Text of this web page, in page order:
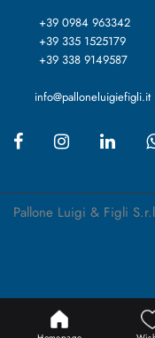
+39 0984 963342
+39 335 1525179
+39 338 9149587
info@palloneluigiefigli.it
Pallone Luigi & Figli